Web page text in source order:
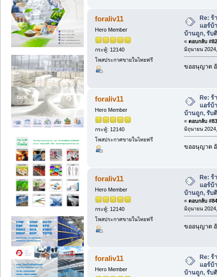
foraliv11
Hero Member
กระทู้: 12140
โพสประกาศขายในไทยฟรี
Re: ร้
แอร์บ้
บ้านถูก, รับ
« ตอบกลับ
มิถุนายน
ขออนุญาต
foraliv11
Hero Member
กระทู้: 12140
โพสประกาศขายในไทยฟรี
Re: ร้
แอร์บ้
บ้านถูก, รับ
« ตอบกลับ
มิถุนายน
ขออนุญาต
foraliv11
Hero Member
กระทู้: 12140
โพสประกาศขายในไทยฟรี
Re: ร้
แอร์บ้
บ้านถูก, รับ
« ตอบกลับ
มิถุนายน
ขออนุญาต
foraliv11
Hero Member
Re: ร้
แอร์บ้
บ้านถูก, รับ